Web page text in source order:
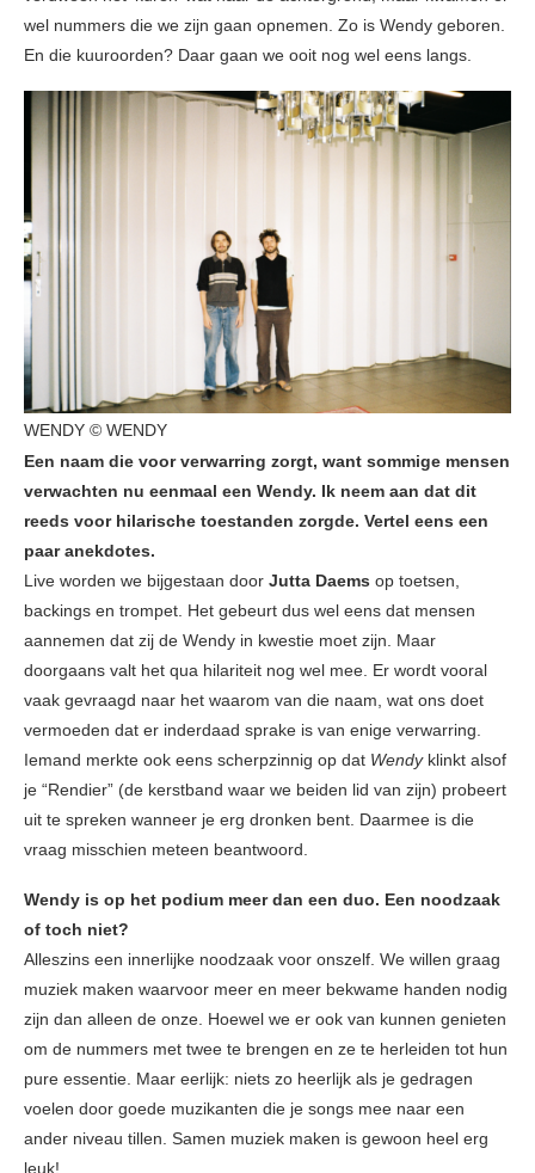
wel nummers die we zijn gaan opnemen. Zo is Wendy geboren.
En die kuuroorden? Daar gaan we ooit nog wel eens langs.
WENDY © WENDY
Een naam die voor verwarring zorgt, want sommige mensen
verwachten nu eenmaal een Wendy. Ik neem aan dat dit
reeds voor hilarische toestanden zorgde. Vertel eens een
paar anekdotes.
Live worden we bijgestaan door Jutta Daems op toetsen,
backings en trompet. Het gebeurt dus wel eens dat mensen
aannemen dat zij de Wendy in kwestie moet zijn. Maar
doorgaans valt het qua hilariteit nog wel mee. Er wordt vooral
vaak gevraagd naar het waarom van die naam, wat ons doet
vermoeden dat er inderdaad sprake is van enige verwarring.
Iemand merkte ook eens scherpzinnig op dat Wendyklinkt alsof
je “Rendier” (de kerstband waar we beiden lid van zijn) probeert
uit te spreken wanneer je erg dronken bent. Daarmee is die
vraag misschien meteen beantwoord.
Wendy is op het podium meer dan een duo. Een noodzaak
of toch niet?
Alleszins een innerlijke noodzaak voor onszelf. We willen graag
muziek maken waarvoor meer en meer bekwame handen nodig
zijn dan alleen de onze. Hoewel we er ook van kunnen genieten
om de nummers met twee te brengen en ze te herleiden tot hun
pure essentie. Maar eerlijk: niets zo heerlijk als je gedragen
voelen door goede muzikanten die je songs mee naar een
ander niveau tillen. Samen muziek maken is gewoon heel erg
leuk!